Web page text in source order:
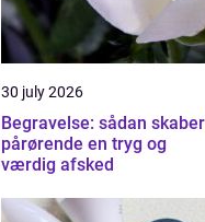
30 july 2026
Begravelse: sådan skaber
pårørende en tryg og
værdig afsked